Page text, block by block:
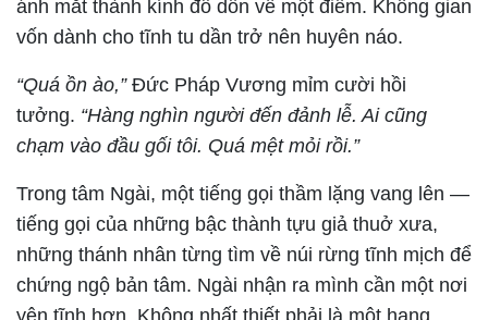
ánh mắt thành kính đổ dồn về một điểm. Không gian
vốn dành cho tĩnh tu dần trở nên huyên náo.
“Quá ồn ào,” Đức Pháp Vương mỉm cười hồi
tưởng. “Hàng nghìn người đến đảnh lễ. Ai cũng
chạm vào đầu gối tôi. Quá mệt mỏi rồi.”
Trong tâm Ngài, một tiếng gọi thầm lặng vang lên —
tiếng gọi của những bậc thành tựu giả thuở xưa,
những thánh nhân từng tìm về núi rừng tĩnh mịch để
chứng ngộ bản tâm. Ngài nhận ra mình cần một nơi
yên tĩnh hơn. Không nhất thiết phải là một hang